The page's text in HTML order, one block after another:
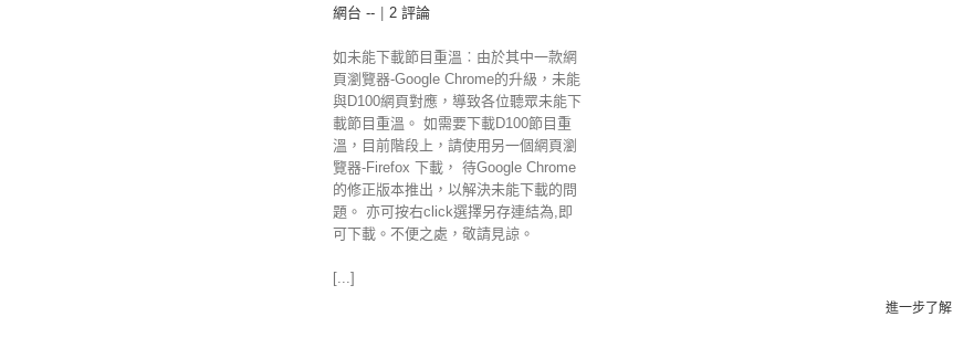
網台 --
2 評論
如未能下載節目重溫︰由於其中一款網
頁瀏覽器-Google Chrome的升級，未能
與D100網頁對應，導致各位聽眾未能下
載節目重溫。 如需要下載D100節目重
溫，目前階段上，請使用另一個網頁瀏
覽器-Firefox 下載， 待Google Chrome
的修正版本推出，以解決未能下載的問
題。 亦可按右click選擇另存連結為,即
可下載。不便之處，敬請見諒。
[...]
進一步了解